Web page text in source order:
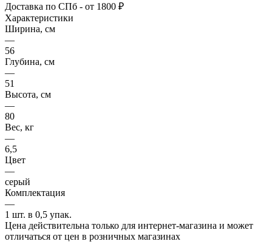
Доставка по СПб - от 1800 ₽
Характеристики
Ширина, см
—
56
Глубина, см
—
51
Высота, см
—
80
Вес, кг
—
6,5
Цвет
—
серый
Комплектация
—
1 шт. в 0,5 упак.
Цена действительна только для интернет-магазина и может
отличаться от цен в розничных магазинах